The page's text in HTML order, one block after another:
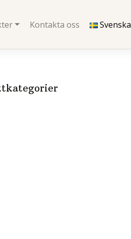
Kontakta oss Svenska